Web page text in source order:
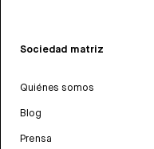
Sociedad matriz
Quiénes somos
Blog
Prensa